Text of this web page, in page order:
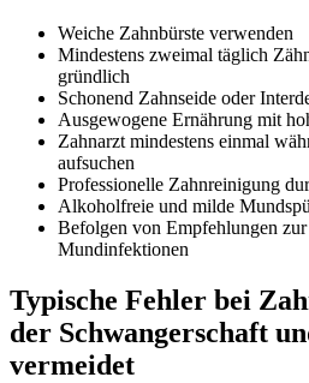
Weiche Zahnbürste verwenden
Mindestens zweimal täglich
gründlich
Schonend Zahnseide oder
Ausgewogene Ernährung mit
Zahnarzt mindestens einmal
aufsuchen
Professionelle Zahnreinigung
Alkoholfreie und milde
Befolgen von Empfehlungen
Mundinfektionen
Typische Fehler bei
der Schwangerschaft
vermeidet